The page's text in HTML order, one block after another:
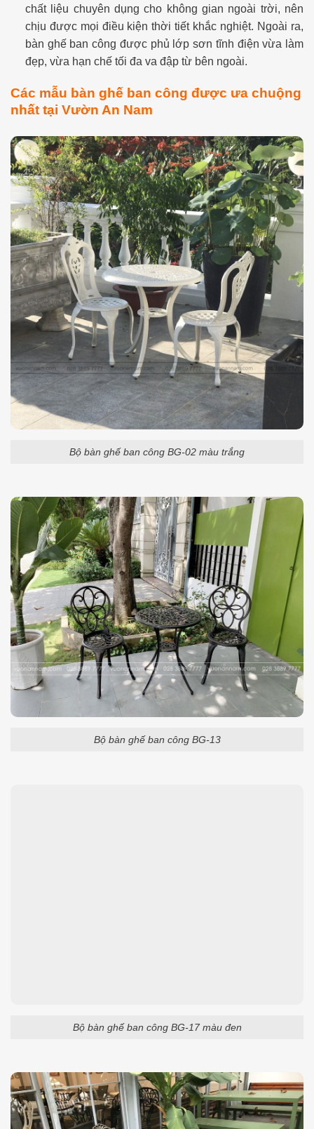
chất liệu chuyên dụng cho không gian ngoài trời, nên
chịu được mọi điều kiện thời tiết khắc nghiệt. Ngoài ra,
bàn ghế ban công được phủ lớp sơn tĩnh điện vừa làm
đẹp, vừa hạn chế tối đa va đập từ bên ngoài.
Các mẫu bàn ghế ban công được ưa chuộng
nhất tại Vườn An Nam
Bộ bàn ghế ban công BG-02 màu trắng
Bộ bàn ghế ban công BG-13
Bộ bàn ghế ban công BG-17 màu đen